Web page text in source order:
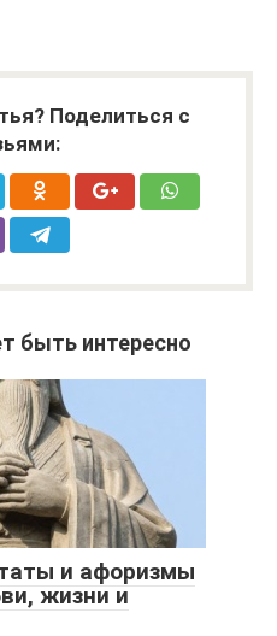
Поделиться с
быть интересно
и афоризмы
жизни и